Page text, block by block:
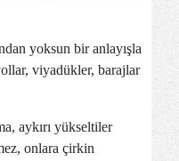
yoksun bir anlayışla
viyadükler, barajlar
aykırı yükseltiler
onlara çirkin